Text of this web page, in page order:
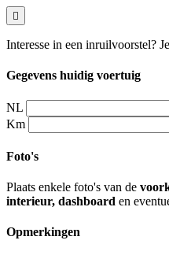
Interesse in een inruilvoorstel?
Gegevens huidig voertuig
NL
Km
Foto's
Plaats enkele foto's van de
interieur, dashboard en
Opmerkingen